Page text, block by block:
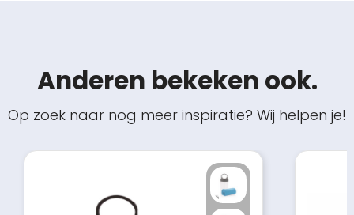
Anderen bekeken ook.
Op zoek naar nog meer inspiratie? Wij helpen je!